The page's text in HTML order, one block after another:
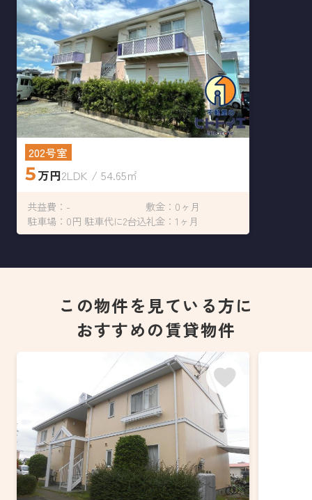
202号室
5万円2LDK / 54.65㎡
共益費：-
敷金：0ヶ月
駐車場：0円 駐車代に2台込礼金：1ヶ月
この物件を見ている方に
おすすめの賃貸物件